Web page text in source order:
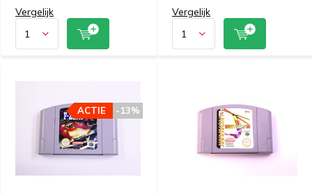
Vergelijk Vergelijk
-13%
ACTIE